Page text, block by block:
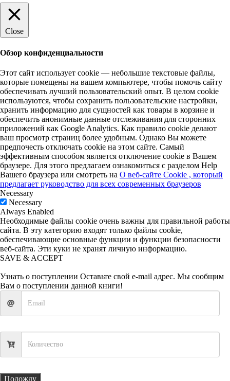
Close
Обзор конфиденциальности
Этот сайт использует cookie — небольшие текстовые файлы,
которые помещены на вашем компьютере, чтобы помочь сайту
обеспечивать лучший пользовательский опыт. В целом cookie
используются, чтобы сохранить пользовательские настройки,
хранить информацию для сущностей как товары в корзине и
обеспечить анонимные данные отслеживания для сторонних
приложений как Google Analytics. Как правило cookie делают
ваш просмотр страниц более удобным. Однако Вы можете
предпочесть отключать cookie на этом сайте. Самый
эффективным способом является отключение cookie в Вашем
браузере. Для этого предлагаем ознакомиться с разделом Help
Вашего браузера или смотреть на О веб-сайте Cookie , который
предлагает руководство для всех современных браузеров
Necessary
Necessary
Always Enabled
Необходимые файлы cookie очень важны для правильной работы
сайта. В эту категорию входят только файлы cookie,
обеспечивающие основные функции и функции безопасности
веб-сайта. Эти куки не хранят личную информацию.
SAVE & ACCEPT
Узнать о поступлении Оставьте свой e-mail адрес. Мы сообщим
Вам о поступлении данной книги!
Подожду